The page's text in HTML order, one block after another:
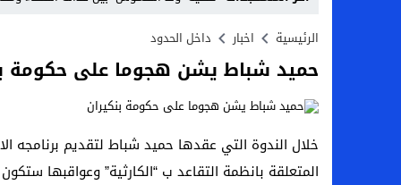
جمعية اوراش الشباب المتطوع تعقد
نيويورك -مقر الاامم المتحدة/ لقاء خاص
المغرب …استئنافية تطوان تبرئ الزميل
غزة / فلسطين : حركة “حماس”،تعبر عن
الصليب الاحمر والنظام الصحي في غزةأ
الرئيسية اخبار داخل الحدود
حميد شباط يشن هجوما على حكومة
خلال الندوة التي عقدها حميد شباط لتقديم برنامجه
المتعلقة بانظمة التقاعد ب “الكارثية” وعواقبها